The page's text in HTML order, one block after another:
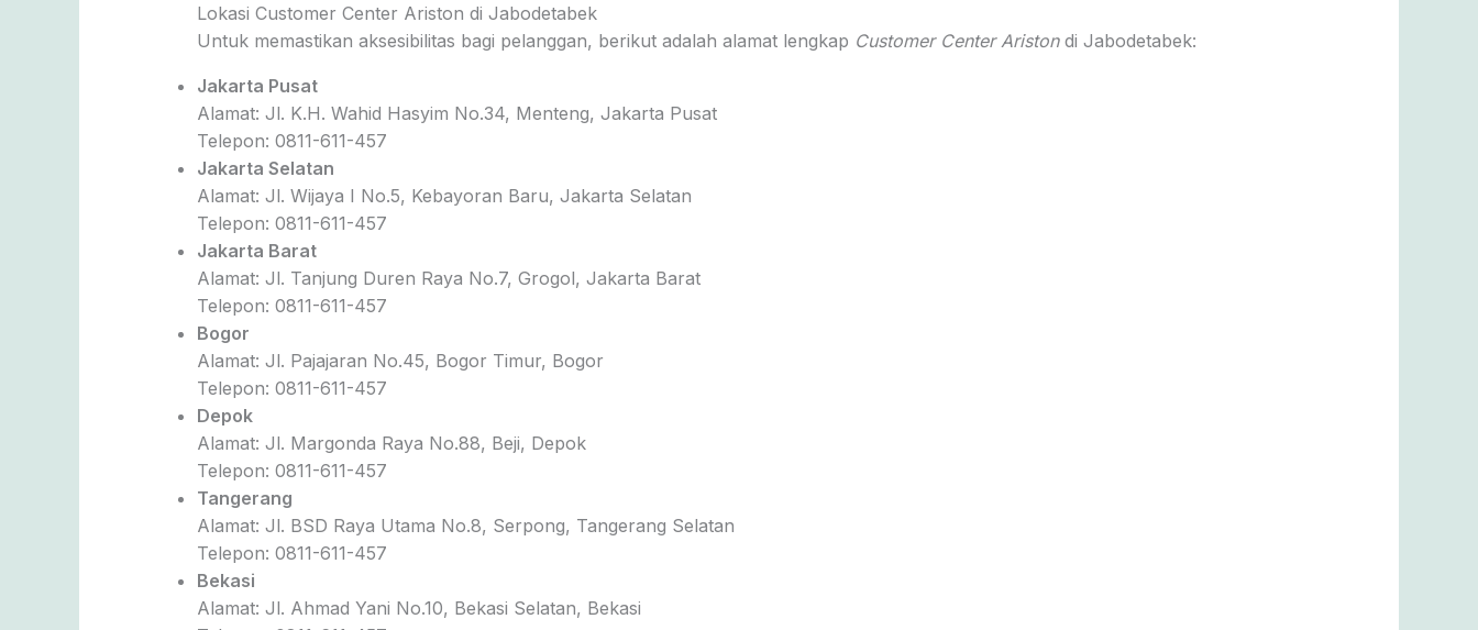
Lokasi Customer Center Ariston di Jabodetabek
Untuk memastikan aksesibilitas bagi pelanggan, berikut adalah alamat lengkap Customer Center Aristondi Jabodetabek:
Jakarta Pusat
Alamat: Jl. K.H. Wahid Hasyim No.34, Menteng, Jakarta Pusat
Telepon: 0811-611-457
Jakarta Selatan
Alamat: Jl. Wijaya I No.5, Kebayoran Baru, Jakarta Selatan
Telepon: 0811-611-457
Jakarta Barat
Alamat: Jl. Tanjung Duren Raya No.7, Grogol, Jakarta Barat
Telepon: 0811-611-457
Bogor
Alamat: Jl. Pajajaran No.45, Bogor Timur, Bogor
Telepon: 0811-611-457
Depok
Alamat: Jl. Margonda Raya No.88, Beji, Depok
Telepon: 0811-611-457
Tangerang
Alamat: Jl. BSD Raya Utama No.8, Serpong, Tangerang Selatan
Telepon: 0811-611-457
Bekasi
Alamat: Jl. Ahmad Yani No.10, Bekasi Selatan, Bekasi